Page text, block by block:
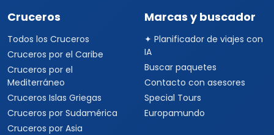
Cruceros
Todos los Cruceros
Cruceros por el Caribe
Cruceros por el
Mediterráneo
Cruceros Islas Griegas
Cruceros por Sudamérica
Cruceros por Asia
Marcas y buscador
✦ Planificador de viajes con
IA
Buscar paquetes
Contacto con asesores
Special Tours
Europamundo